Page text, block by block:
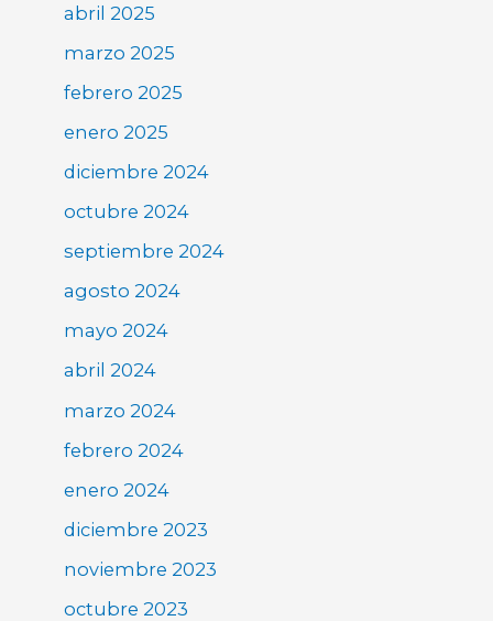
abril 2025
marzo 2025
febrero 2025
enero 2025
diciembre 2024
octubre 2024
septiembre 2024
agosto 2024
mayo 2024
abril 2024
marzo 2024
febrero 2024
enero 2024
diciembre 2023
noviembre 2023
octubre 2023